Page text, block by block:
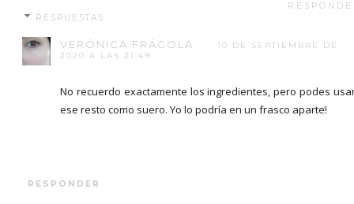
RESPUESTAS
VERÓNICA FRÁGOLA
10 DE SEPTIEMBRE DE
2020 A LAS 21:49
No recuerdo exactamente los ingredientes, pero podes
ese resto como suero. Yo lo podría en un frasco aparte!
RESPONDER